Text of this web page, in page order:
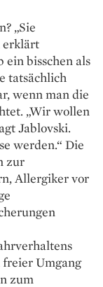
„Sie
erklärt
ein bisschen als
tatsächlich
wenn man die
„Wir wollen
Jablovski.
werden.“ Die
zur
Allergiker vor
freier Umgang
zum